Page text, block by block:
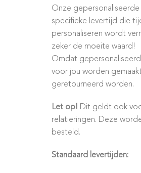
Onze
specifieke levertijd die
personaliseren wordt
zeker de moeite waard!
Omdat
voor jou worden
geretourneerd worden.
Let op! Dit geldt ook
relatieringen. Deze
besteld.
Standaard levertijden: